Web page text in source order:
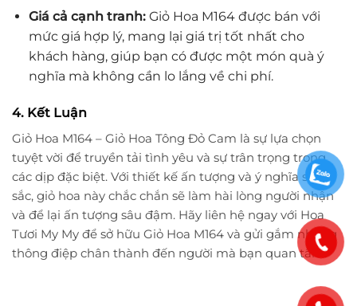
Giá cả cạnh tranh:Giỏ Hoa M164 được bán với
mức giá hợp lý, mang lại giá trị tốt nhất cho
khách hàng, giúp bạn có được một món quà ý
nghĩa mà không cần lo lắng về chi phí.
4. Kết Luận
Giỏ Hoa M164 – Giỏ Hoa Tông Đỏ Cam là sự lựa chọn
tuyệt vời để truyền tải tình yêu và sự trân trọng trong
các dịp đặc biệt. Với thiết kế ấn tượng và ý nghĩa sâu
sắc, giỏ hoa này chắc chắn sẽ làm hài lòng người nhận
và để lại ấn tượng sâu đậm. Hãy liên hệ ngay với Hoa
Tươi My My để sở hữu Giỏ Hoa M164 và gửi gắm những
thông điệp chân thành đến người mà bạn quan tâm.